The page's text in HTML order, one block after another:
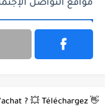
مواقع التواصل
? 💥 Téléchargez